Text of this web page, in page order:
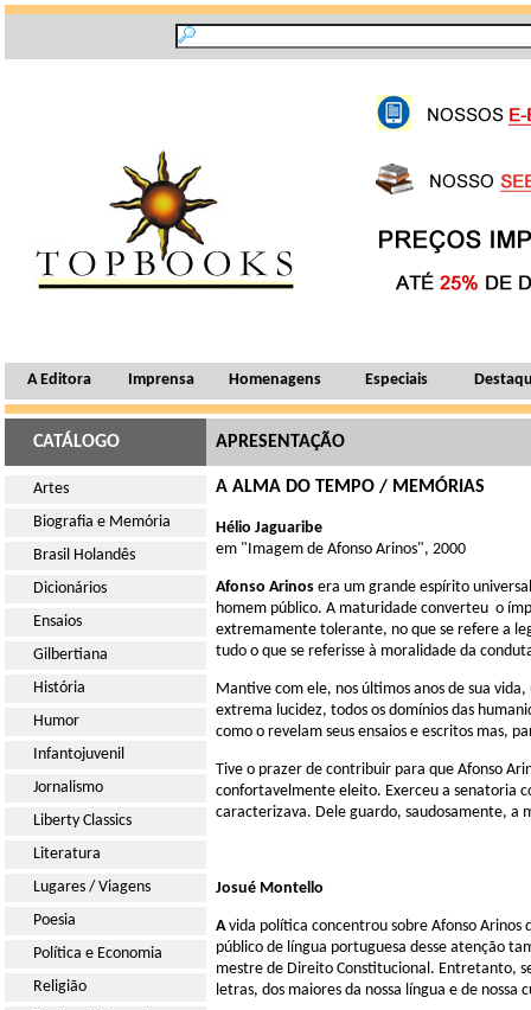
A Editora Imprensa Homenagens Especiais
CATÁLOGO APRESENTAÇÃO
Artes
Biografia e Memória
Brasil Holandês
Dicionários
Ensaios
Gilbertiana
História
Humor
Infantojuvenil
Jornalismo
Liberty Classics
Literatura
Lugares / Viagens
Poesia
Política e Economia
Religião
A ALMA DO TEMPO / MEMÓRIAS
Hélio Jaguaribe
em "Imagem de Afonso Arinos", 2000
Afonso Arinos era um grande espírito
homem público. A maturidade converteu o
extremamente tolerante, no que se refere a
tudo o que se referisse à moralidade da
Mantive com ele, nos últimos anos de sua
extrema lucidez, todos os domínios das
como o revelam seus ensaios e escritos mas,
Tive o prazer de contribuir para que Afonso
confortavelmente eleito. Exerceu a senatoria
caracterizava. Dele guardo, saudosamente, a
Josué Montello
Avida política concentrou sobre Afonso Arinos
público de língua portuguesa desse atenção
mestre de Direito Constitucional. Entretanto,
letras, dos maiores da nossa língua e de nossa